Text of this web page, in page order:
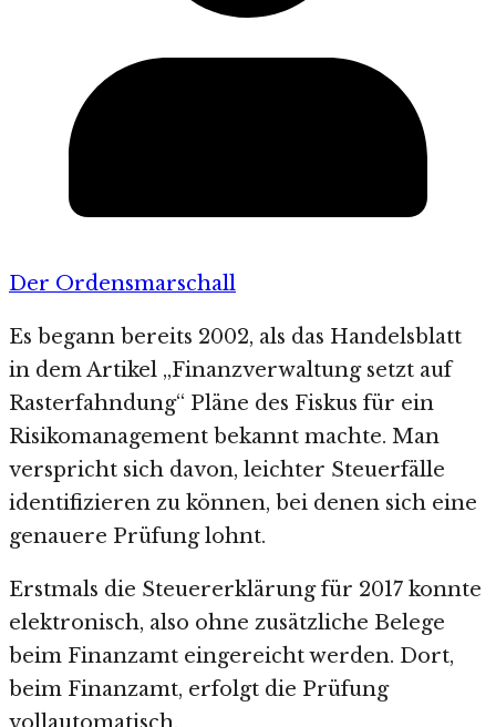
Der Ordensmarschall
Es begann bereits 2002, als das Handelsblatt
in dem Artikel „Finanzverwaltung setzt auf
Rasterfahndung“ Pläne des Fiskus für ein
Risikomanagement bekannt machte. Man
verspricht sich davon, leichter Steuerfälle
identifizieren zu können, bei denen sich eine
genauere Prüfung lohnt.
Erstmals die Steuererklärung für 2017 konnte
elektronisch, also ohne zusätzliche Belege
beim Finanzamt eingereicht werden. Dort,
beim Finanzamt, erfolgt die Prüfung